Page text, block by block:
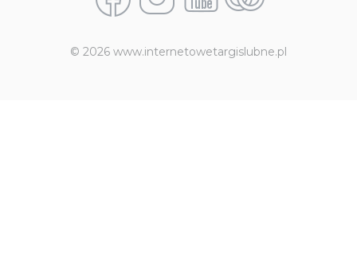
© 2026 www.internetowetargislubne.pl